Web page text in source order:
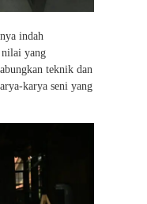
indah
yang
teknik dan
karya seni yang